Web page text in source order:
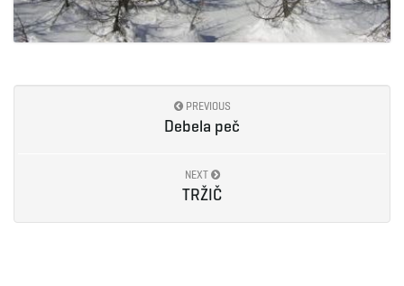
PREVIOUS
Debela peč
NEXT
TRŽIČ